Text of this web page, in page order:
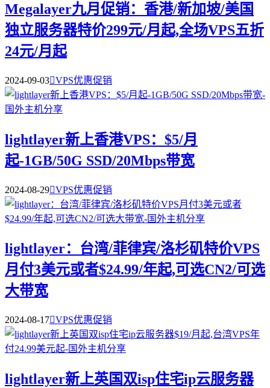
Megalayer九月促销：香港/新加坡/美国
独立服务器特价299元/月起,全场VPS五折
24元/月起
2024-09-03VPS优惠促销
lightlayer新上香港VPS：$5/月
起-1GB/50G SSD/20Mbps带宽
2024-08-29VPS优惠促销
lightlayer：台湾/菲律宾/洛杉矶特价VPS
月付3美元或者$24.99/年起,可选CN2/可选
大带宽
2024-08-17VPS优惠促销
lightlayer新上英国双isp住宅ip云服务器